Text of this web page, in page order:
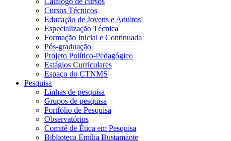
Cursos Técnicos
Educação de Jovens e Adultos
Especialização Técnica
Formação Inicial e Continuada
Pós-graduação
Projeto Político-Pedagógico
Estágios Curriculares
Espaço do CTNMS
Pesquisa
Linhas de pesquisa
Grupos de pesquisa
Portfólio de Pesquisa
Observatórios
Comitê de Ética em Pesquisa
Biblioteca Emília Bustamante